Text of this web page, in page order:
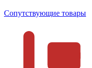
Сопутствующие товары